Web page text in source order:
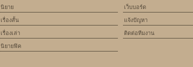
HOW TO BOOK AN
APPOINTMENT FOR SEXY
COLLEGE CALL GIRLS
on line534
Exploring the Red Light Areas
of Kolkata: A Complex Social
Fabric
เว็บบอร์ด
แจ้งปัญหา
ติดต่อทีมงาน
นิยาย
เรื่องสั้น
เรื่องเล่า
นิยายฟิค